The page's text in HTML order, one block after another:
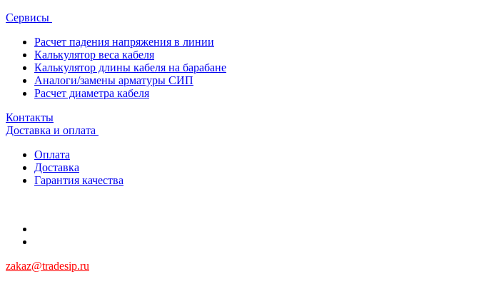
Сервисы
Расчет падения напряжения в линии
Калькулятор веса кабеля
Калькулятор длины кабеля на барабане
Аналоги/замены арматуры СИП
Расчет диаметра кабеля
Контакты
Доставка и оплата
Оплата
Доставка
Гарантия качества
zakaz@tradesip.ru